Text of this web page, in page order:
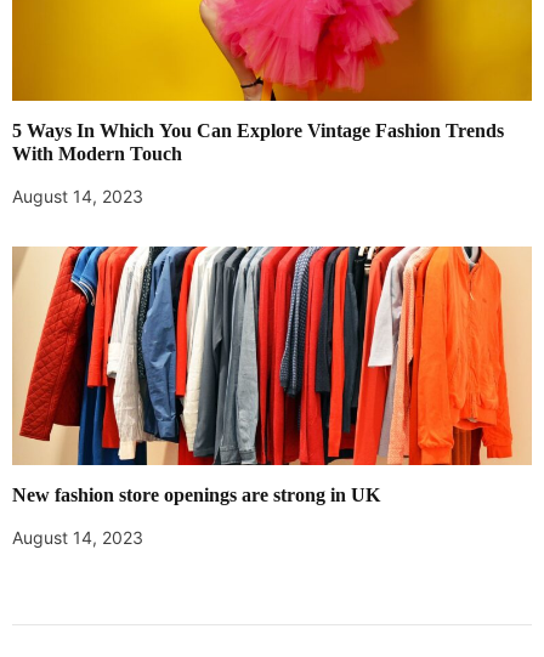
5 Ways In Which You Can Explore Vintage Fashion Trends
With Modern Touch
August 14, 2023
New fashion store openings are strong in UK
August 14, 2023